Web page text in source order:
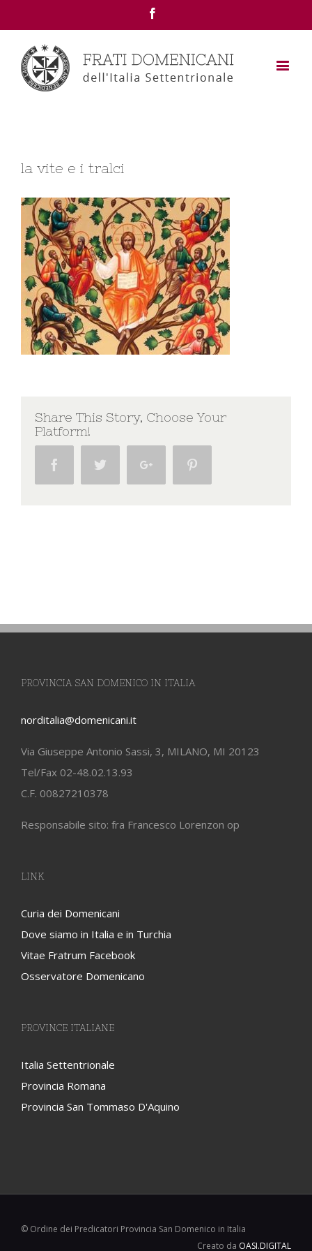
la vite e i tralci
Share This Story, Choose Your
Platform!
Facebook Twitter Google+
PROVINCIA SAN DOMENICO IN ITALIA
norditalia@domenicani.it
Via Giuseppe Antonio Sassi, 3, MILANO, MI 20123
Tel/Fax 02-48.02.13.93
C.F. 00827210378
Responsabile sito: fra Francesco Lorenzon op
LINK
Curia dei Domenicani
Dove siamo in Italia e in Turchia
Vitae Fratrum Facebook
Osservatore Domenicano
PROVINCE ITALIANE
Italia Settentrionale
Provincia Romana
Provincia San Tommaso D'Aquino
© Ordine dei Predicatori Provincia San Domenico in Italia
Creato da OASI.DIGITAL